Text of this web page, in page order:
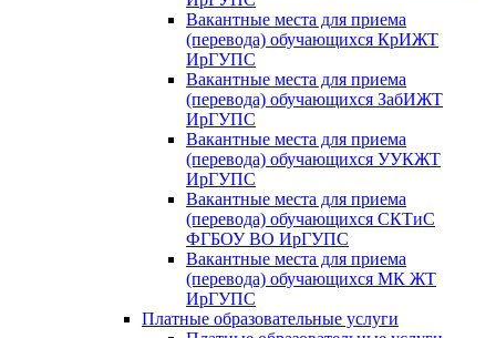
Вакантные места для приема
(перевода) обучающихся КрИЖТ
ИрГУПС
Вакантные места для приема
(перевода) обучающихся ЗабИЖТ
ИрГУПС
Вакантные места для приема
(перевода) обучающихся УУКЖТ
ИрГУПС
Вакантные места для приема
(перевода) обучающихся СКТиС
ФГБОУ ВО ИрГУПС
Вакантные места для приема
(перевода) обучающихся МК ЖТ
ИрГУПС
Платные образовательные услуги